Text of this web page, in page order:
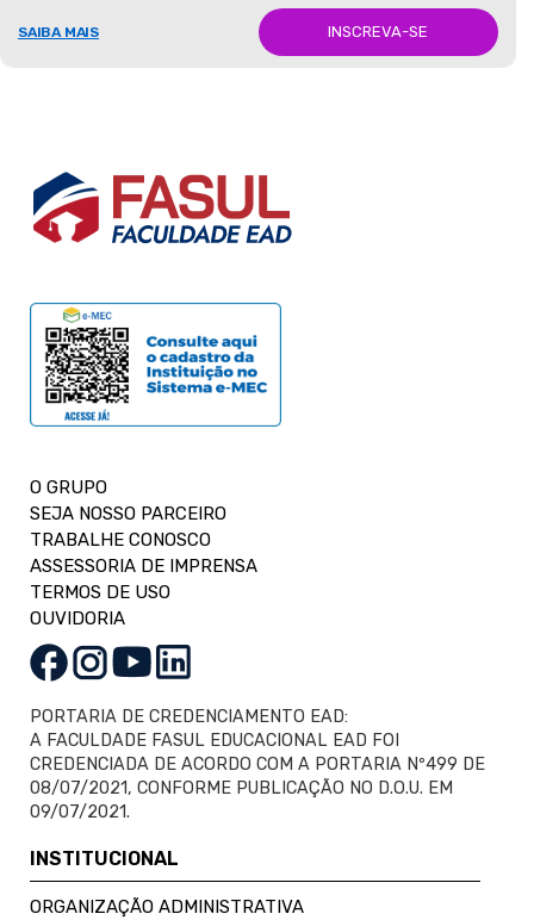
SAIBA MAIS INSCREVA-SE
O GRUPO
SEJA NOSSO PARCEIRO
TRABALHE CONOSCO
ASSESSORIA DE IMPRENSA
TERMOS DE USO
OUVIDORIA
PORTARIA DE CREDENCIAMENTO EAD:
A FACULDADE FASUL EDUCACIONAL EAD FOI
CREDENCIADA DE ACORDO COM A PORTARIA Nº499 DE
08/07/2021, CONFORME PUBLICAÇÃO NO D.O.U. EM
09/07/2021.
INSTITUCIONAL
ORGANIZAÇÃO ADMINISTRATIVA